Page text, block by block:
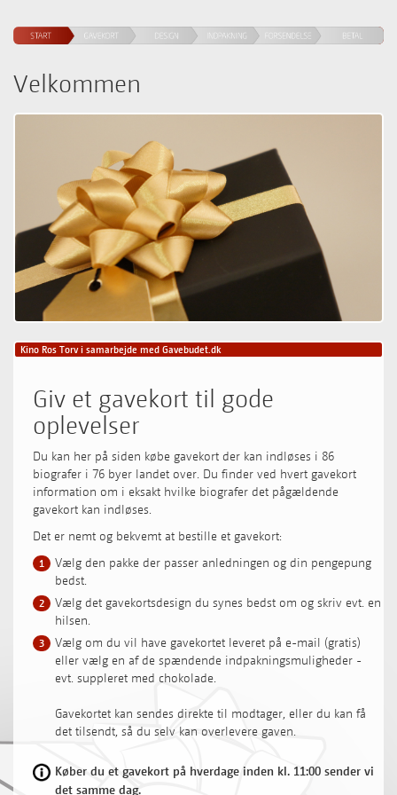
Velkommen
Kino Ros Torvi samarbejde med Gavebudet.dk
Giv et gavekort til gode
oplevelser
Du kan her på siden købe gavekort der kan indløses i 86
biografer i 76 byer landet over. Du finder ved hvert gavekort
information om i eksakt hvilke biografer det pågældende
gavekort kan indløses.
Det er nemt og bekvemt at bestille et gavekort:
1
Vælg den pakke der passer anledningen og din pengepung
bedst.
2
Vælg det gavekortsdesign du synes bedst om og skriv evt. en
hilsen.
3
Vælg om du vil have gavekortet leveret på e-mail (gratis)
eller vælg en af de spændende indpakningsmuligheder -
evt. suppleret med chokolade.
Gavekortet kan sendes direkte til modtager, eller du kan få
det tilsendt, så du selv kan overlevere gaven.
Køber du et gavekort på hverdage inden kl. 11:00 sender vi
det samme dag.